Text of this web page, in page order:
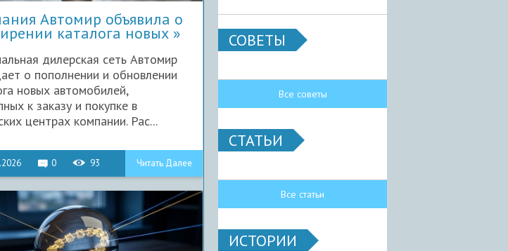
Автомир объявила о
каталога новых
дилерская сеть Автомир
о пополнении и обновлении
новых автомобилей,
к заказу и покупке в
центрах компании. Рас...
0 93 Читать Далее
СОВЕТЫ
Все советы
СТАТЬИ
Все статьи
ИСТОРИИ